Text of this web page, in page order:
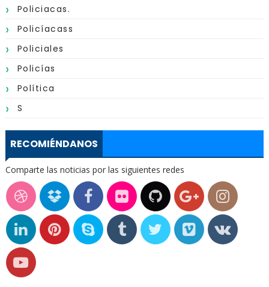
Policiacas.
Policíacass
Policiales
Policías
Política
S
RECOMIÉNDANOS
Comparte las noticias por las siguientes redes